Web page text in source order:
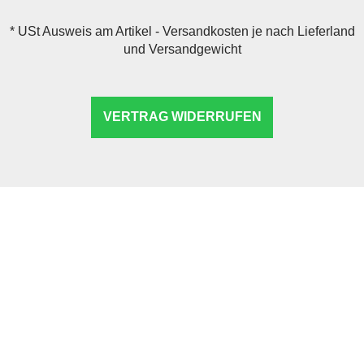
*USt Ausweis am Artikel - Versandkosten je nach Lieferland
und Versandgewicht
VERTRAG WIDERRUFEN